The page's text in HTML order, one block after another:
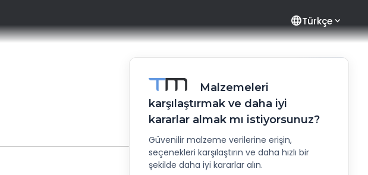
languageTürkçe
Malzemeleri
karşılaştırmak ve daha iyi
kararlar almak mı istiyorsunuz?
Güvenilir malzeme verilerine erişin,
seçenekleri karşılaştırın ve daha hızlı bir
şekilde daha iyi kararlar alın.